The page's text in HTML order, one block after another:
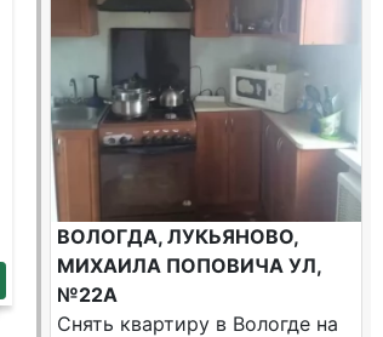
ВОЛОГДА, ЛУКЬЯНОВО,
МИХАИЛА ПОПОВИЧА УЛ,
№22А
Снять квартиру в Вологде на